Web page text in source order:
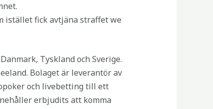
istället fick avtjäna straffet we
Tyskland och Sverige.
Bolaget är leverantör av
och livebetting till ett
erbjudits att komma